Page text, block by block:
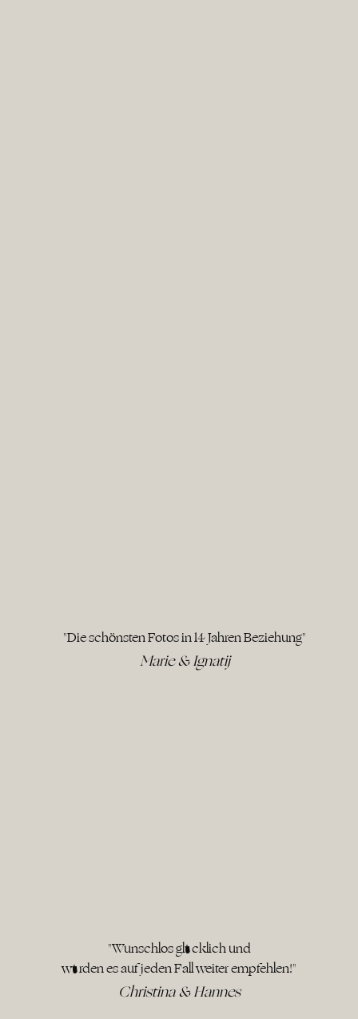
"Die schönsten Fotos in 14 Jahren Beziehung"
Marie & Ignatij
"Wunschlos glücklich und
würden es auf jeden Fall weiter empfehlen!"
Christina & Hannes